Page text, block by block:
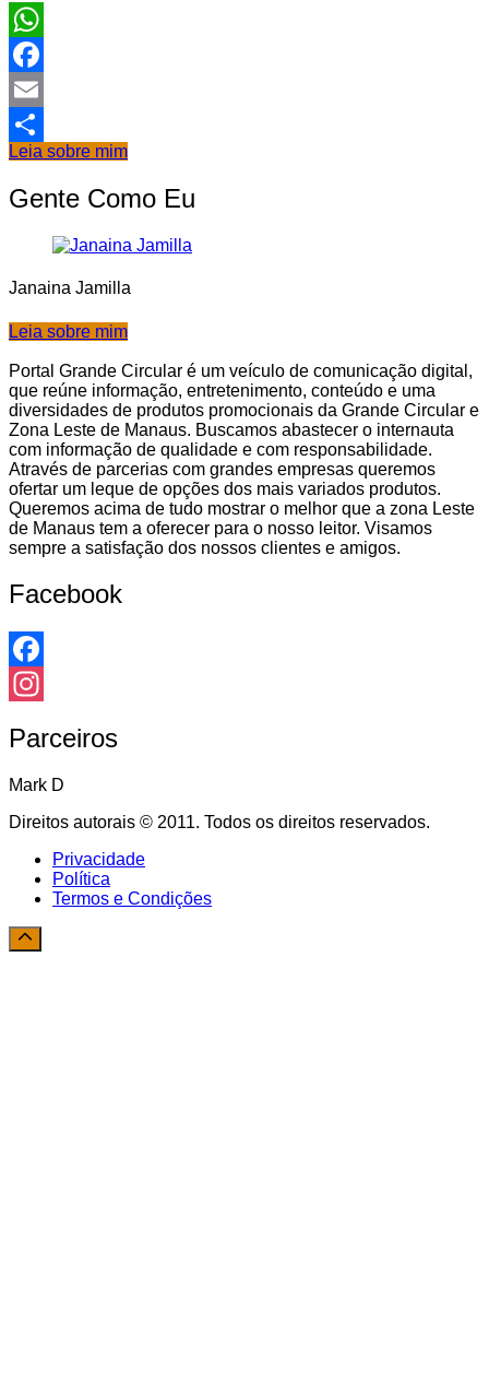
WhatsApp
Facebook
Email
Share
Leia sobre mim
Gente Como Eu
Janaina Jamilla
Leia sobre mim
Portal Grande Circular é um veículo de comunicação digital,
que reúne informação, entretenimento, conteúdo e uma
diversidades de produtos promocionais da Grande Circular e
Zona Leste de Manaus. Buscamos abastecer o internauta
com informação de qualidade e com responsabilidade.
Através de parcerias com grandes empresas queremos
ofertar um leque de opções dos mais variados produtos.
Queremos acima de tudo mostrar o melhor que a zona Leste
de Manaus tem a oferecer para o nosso leitor. Visamos
sempre a satisfação dos nossos clientes e amigos.
Facebook
Facebook
Parceiros
Mark D
Direitos autorais © 2011. Todos os direitos reservados.
Privacidade
Política
Termos e Condições